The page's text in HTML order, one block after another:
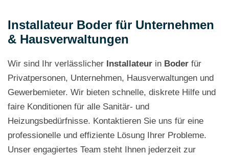
Installateur Boder für Unternehmen
& Hausverwaltungen
Wir sind Ihr verlässlicher Installateur in Boder für
Privatpersonen, Unternehmen, Hausverwaltungen und
Gewerbemieter. Wir bieten schnelle, diskrete Hilfe und
faire Konditionen für alle Sanitär- und
Heizungsbedürfnisse. Kontaktieren Sie uns für eine
professionelle und effiziente Lösung Ihrer Probleme.
Unser engagiertes Team steht Ihnen jederzeit zur